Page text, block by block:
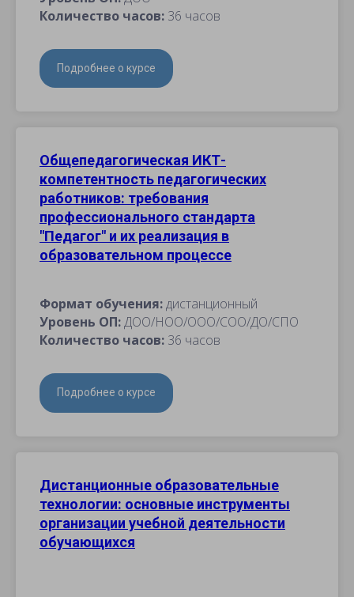
Количество часов: 36 часов
Подробнее о курсе
Общепедагогическая ИКТ-
компетентность педагогических
работников: требования
профессионального стандарта
"Педагог" и их реализация в
образовательном процессе
Формат обучения:дистанционный
Уровень ОП:ДОО/НОО/ООО/СОО/ДО/СПО
Количество часов: 36 часов
Подробнее о курсе
Дистанционные образовательные
технологии: основные инструменты
организации учебной деятельности
обучающихся